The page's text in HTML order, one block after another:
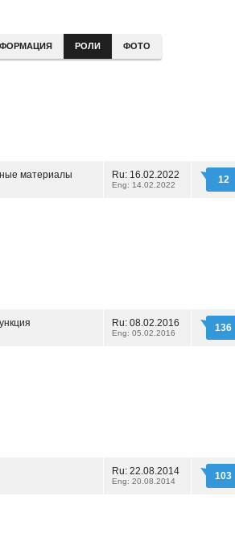
РОЛИ ФОТО
материалы Ru: 16.02.2022
Eng: 14.02.2022 12
Ru: 08.02.2016
Eng: 05.02.2016 136
Ru: 22.08.2014
Eng: 20.08.2014 103